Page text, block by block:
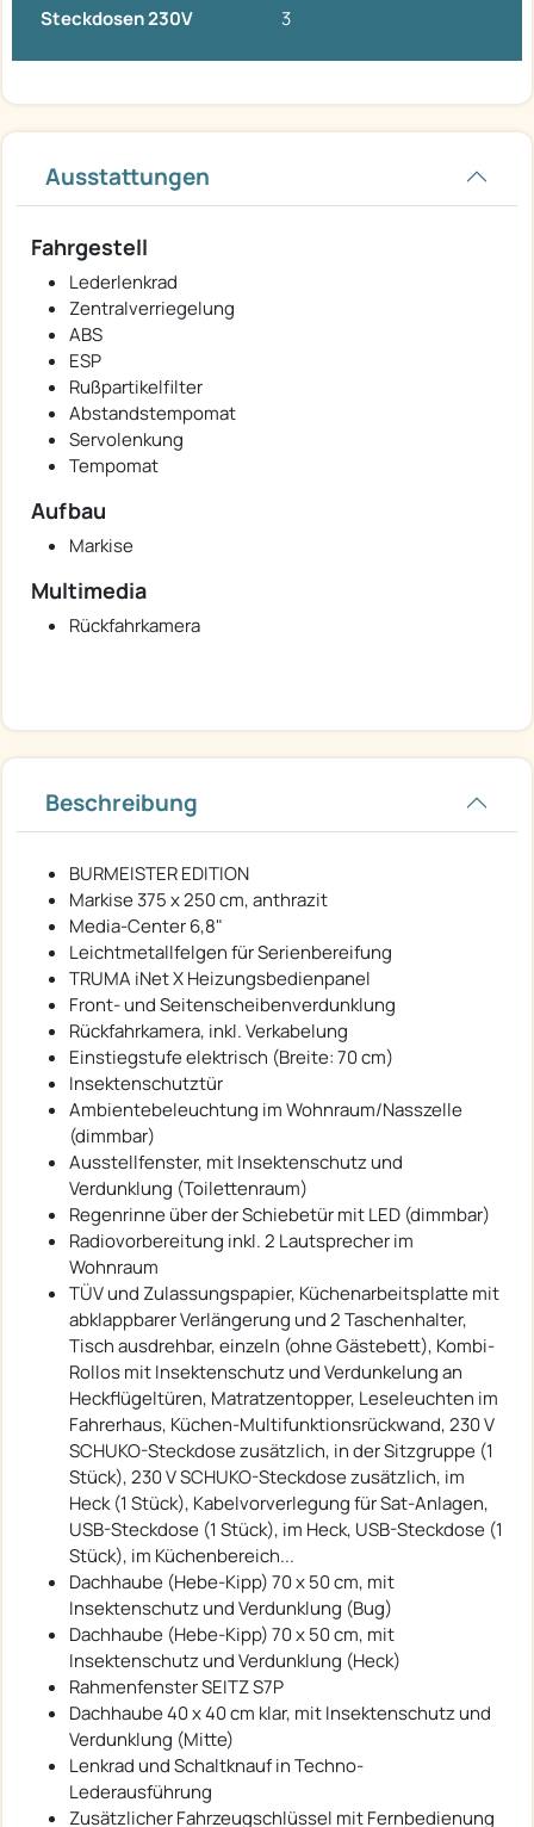
Steckdosen 230V
3
Ausstattungen
Fahrgestell
Lederlenkrad
Zentralverriegelung
ABS
ESP
Rußpartikelfilter
Abstandstempomat
Servolenkung
Tempomat
Aufbau
Markise
Multimedia
Rückfahrkamera
Beschreibung
BURMEISTER EDITION
Markise 375 x 250 cm, anthrazit
Media-Center 6,8"
Leichtmetallfelgen für Serienbereifung
TRUMA iNet X Heizungsbedienpanel
Front- und Seitenscheibenverdunklung
Rückfahrkamera, inkl. Verkabelung
Einstiegstufe elektrisch (Breite: 70 cm)
Insektenschutztür
Ambientebeleuchtung im Wohnraum/Nasszelle
(dimmbar)
Ausstellfenster, mit Insektenschutz und
Verdunklung (Toilettenraum)
Regenrinne über der Schiebetür mit LED (dimmbar)
Radiovorbereitung inkl. 2 Lautsprecher im
Wohnraum
TÜV und Zulassungspapier, Küchenarbeitsplatte mit
abklappbarer Verlängerung und 2 Taschenhalter,
Tisch ausdrehbar, einzeln (ohne Gästebett), Kombi-
Rollos mit Insektenschutz und Verdunkelung an
Heckflügeltüren, Matratzentopper, Leseleuchten im
Fahrerhaus, Küchen-Multifunktionsrückwand, 230 V
SCHUKO-Steckdose zusätzlich, in der Sitzgruppe (1
Stück), 230 V SCHUKO-Steckdose zusätzlich, im
Heck (1 Stück), Kabelvorverlegung für Sat-Anlagen,
USB-Steckdose (1 Stück), im Heck, USB-Steckdose (1
Stück), im Küchenbereich...
Dachhaube (Hebe-Kipp) 70 x 50 cm, mit
Insektenschutz und Verdunklung (Bug)
Dachhaube (Hebe-Kipp) 70 x 50 cm, mit
Insektenschutz und Verdunklung (Heck)
Rahmenfenster SEITZ S7P
Dachhaube 40 x 40 cm klar, mit Insektenschutz und
Verdunklung (Mitte)
Lenkrad und Schaltknauf in Techno-
Lederausführung
Zusätzlicher Fahrzeugschlüssel mit Fernbedienung